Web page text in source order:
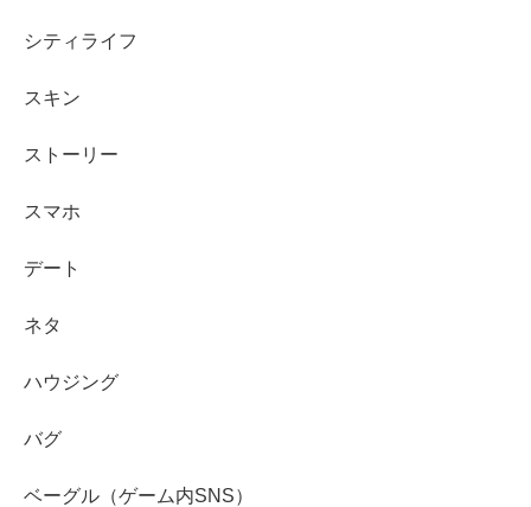
シティライフ
スキン
ストーリー
スマホ
デート
ネタ
ハウジング
バグ
ベーグル（ゲーム内SNS）